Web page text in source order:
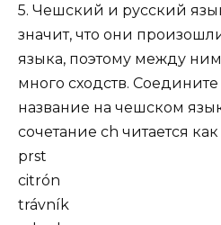
5. Чешский и русский
значит, что они
языка, поэтому между
много сходств.
название на чешском
сочетание ch читается как
prst
citrón
trávník